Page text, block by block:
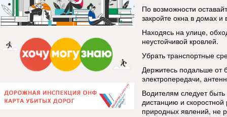
По возможности
закройте окна в домах
Находясь на улице,
неустойчивой кровлей.
Убрать транспортные
Держитесь подальше от
электропередачи,
Водителям следует
дистанцию и
природных явлений, не